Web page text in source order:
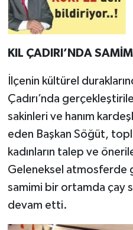
KIL ÇADIRI’NDA
İlçenin kültürel
Çadırı’nda
sakinleri ve hanım
eden Başkan Söğüt,
kadınların talep ve
Geleneksel atmosferde
samimi bir ortamda çay
devam etti.